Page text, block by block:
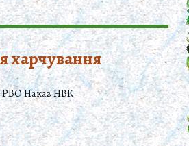
харчування
Наказ НВК